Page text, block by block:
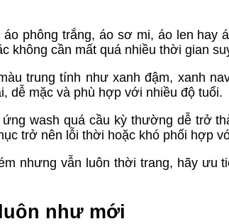
phông trắng, áo sơ mi, áo len hay
không cần mất quá nhiều thời gian
trung tính như xanh đậm, xanh
dễ mặc và phù hợp với nhiều độ tuổi.
wash quá cầu kỳ thường dễ trở
trở nên lỗi thời hoặc khó phối hợp
nhưng vẫn luôn thời trang, hãy ưu
như mới